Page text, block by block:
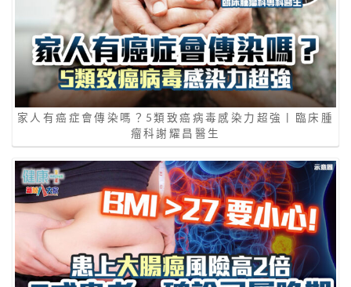
家人有癌症會傳染嗎？5類致癌病毒感染力超強丨臨床腫
瘤科謝耀昌醫生